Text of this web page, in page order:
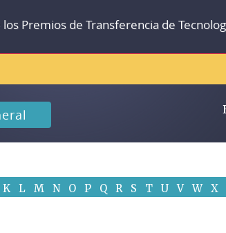
Premios de Transferencia de
K L M N O P Q R S T U V W X